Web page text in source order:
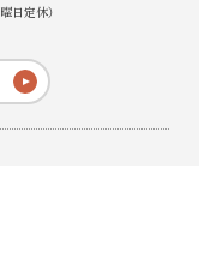
日定休）